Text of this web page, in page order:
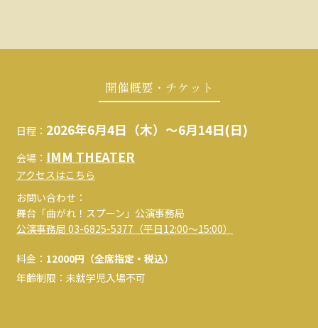
開催概要・チケット
日程： 2026年6月4日（木）～6月14日(日)
会場： IMM THEATER
アクセスはこちら
お問い合わせ：
舞台「曲がれ！スプーン」公演事務局
公演事務局 03-6825-5377（平日12:00～15:00）
料金： 12000円（全席指定・税込）
年齢制限：未就学児入場不可